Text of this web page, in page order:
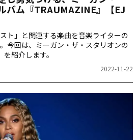
バム『TRAUMAZINE』【EJ
ト」と関連する楽曲を音楽ライターの
今回は、ミーガン・ザ・スタリオンの
紹介します。
2022-11-22